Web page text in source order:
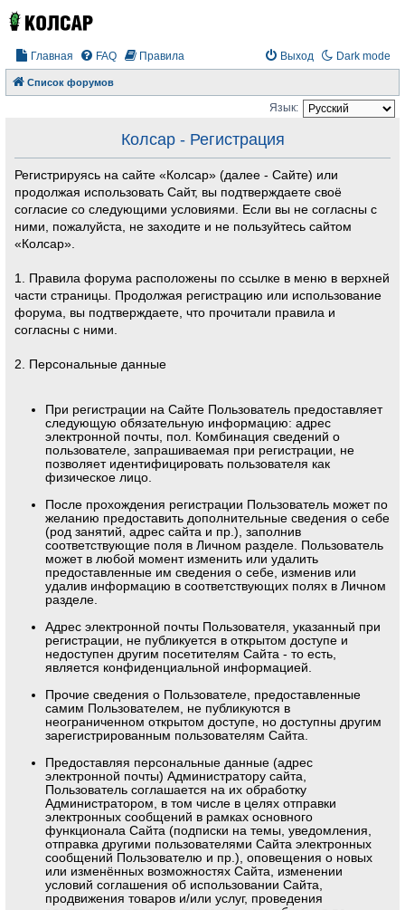
Главная Dark mode
FAQ Правила Выход
Список форумов
Язык:
Колсар - Регистрация
Регистрируясь на сайте «Колсар» (далее - Сайте) или
продолжая использовать Сайт, вы подтверждаете своё
согласие со следующими условиями. Если вы не согласны с
ними, пожалуйста, не заходите и не пользуйтесь сайтом
«Колсар».
1. Правила форума расположены по ссылке в меню в верхней
части страницы. Продолжая регистрацию или использование
форума, вы подтверждаете, что прочитали правила и
согласны с ними.
2. Персональные данные
При регистрации на Сайте Пользователь предоставляет
следующую обязательную информацию: адрес
электронной почты, пол. Комбинация сведений о
пользователе, запрашиваемая при регистрации, не
позволяет идентифицировать пользователя как
физическое лицо.
После прохождения регистрации Пользователь может по
желанию предоставить дополнительные сведения о себе
(род занятий, адрес сайта и пр.), заполнив
соответствующие поля в Личном разделе. Пользователь
может в любой момент изменить или удалить
предоставленные им сведения о себе, изменив или
удалив информацию в соответствующих полях в Личном
разделе.
Адрес электронной почты Пользователя, указанный при
регистрации, не публикуется в открытом доступе и
недоступен другим посетителям Сайта - то есть,
является конфиденциальной информацией.
Прочие сведения о Пользователе, предоставленные
самим Пользователем, не публикуются в
неограниченном открытом доступе, но доступны другим
зарегистрированным пользователям Сайта.
Предоставляя персональные данные (адрес
электронной почты) Администратору сайта,
Пользователь соглашается на их обработку
Администратором, в том числе в целях отправки
электронных сообщений в рамках основного
функционала Сайта (подписки на темы, уведомления,
отправка другими пользователями Сайта электронных
сообщений Пользователю и пр.), оповещения о новых
или изменённых возможностях Сайта, изменении
условий соглашения об использовании Сайта,
продвижения товаров и/или услуг, проведения